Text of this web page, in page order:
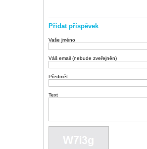
Přidat příspěvek
Vaše jméno
Váš email (nebude zveřejněn)
Předmět
Text